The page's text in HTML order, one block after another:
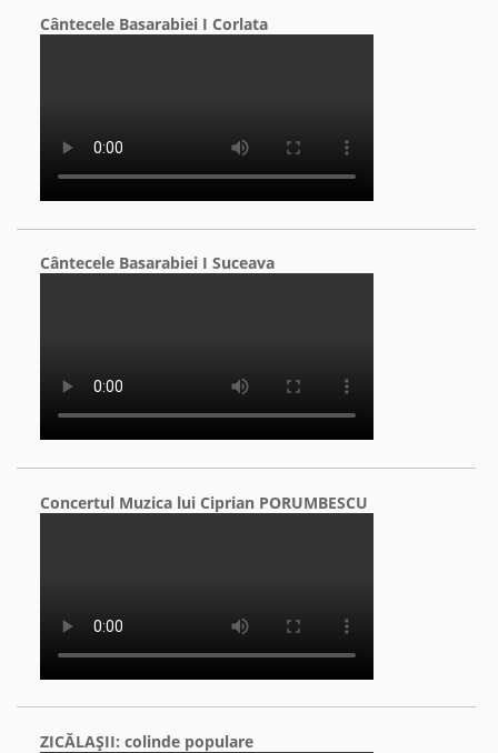
Cântecele Basarabiei I Corlata
Cântecele Basarabiei I Suceava
Concertul Muzica lui Ciprian PORUMBESCU
ZICĂLAŞII: colinde populare